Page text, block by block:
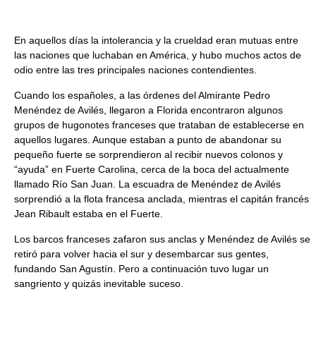
En aquellos días la intolerancia y la crueldad eran mutuas entre
las naciones que luchaban en América, y hubo muchos actos de
odio entre las tres principales naciones contendientes.
Cuando los españoles, a las órdenes del Almirante Pedro
Menéndez de Avilés, llegaron a Florida encontraron algunos
grupos de hugonotes franceses que trataban de establecerse en
aquellos lugares. Aunque estaban a punto de abandonar su
pequeño fuerte se sorprendieron al recibir nuevos colonos y
“ayuda” en Fuerte Carolina, cerca de la boca del actualmente
llamado Río San Juan. La escuadra de Menéndez de Avilés
sorprendió a la flota francesa anclada, mientras el capitán francés
Jean Ribault estaba en el Fuerte.
Los barcos franceses zafaron sus anclas y Menéndez de Avilés se
retiró para volver hacia el sur y desembarcar sus gentes,
fundando San Agustín. Pero a continuación tuvo lugar un
sangriento y quizás inevitable suceso.